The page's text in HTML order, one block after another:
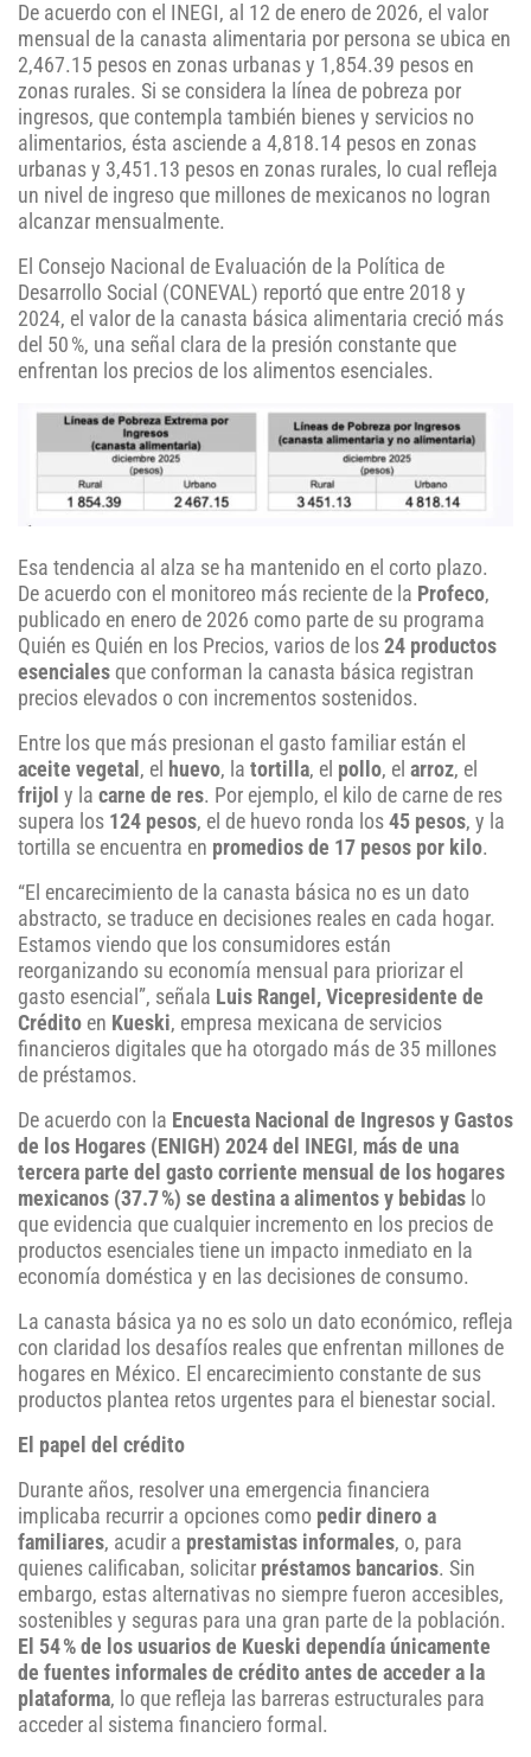
De acuerdo con el INEGI, al 12 de enero de 2026, el valor
mensual de la canasta alimentaria por persona se ubica en
2,467.15 pesos en zonas urbanas y 1,854.39 pesos en
zonas rurales. Si se considera la línea de pobreza por
ingresos, que contempla también bienes y servicios no
alimentarios, ésta asciende a 4,818.14 pesos en zonas
urbanas y 3,451.13 pesos en zonas rurales, lo cual refleja
un nivel de ingreso que millones de mexicanos no logran
alcanzar mensualmente.
El Consejo Nacional de Evaluación de la Política de
Desarrollo Social (CONEVAL) reportó que entre 2018 y
2024, el valor de la canasta básica alimentaria creció más
del 50 %, una señal clara de la presión constante que
enfrentan los precios de los alimentos esenciales.
Esa tendencia al alza se ha mantenido en el corto plazo.
De acuerdo con el monitoreo más reciente de la Profeco,
publicado en enero de 2026 como parte de su programa
Quién es Quién en los Precios, varios de los 24 productos
esenciales que conforman la canasta básica registran
precios elevados o con incrementos sostenidos.
Entre los que más presionan el gasto familiar están el
aceite vegetal , el huevo, la tortilla, el pollo, el arroz, el
frijol y la carne de res. Por ejemplo, el kilo de carne de res
supera los 124 pesos, el de huevo ronda los 45 pesos, y la
tortilla se encuentra en promedios de 17 pesos por kilo.
“El encarecimiento de la canasta básica no es un dato
abstracto, se traduce en decisiones reales en cada hogar.
Estamos viendo que los consumidores están
reorganizando su economía mensual para priorizar el
gasto esencial”, señala Luis Rangel, Vicepresidente de
Crédito en Kueski, empresa mexicana de servicios
financieros digitales que ha otorgado más de 35 millones
de préstamos.
De acuerdo con la Encuesta Nacional de Ingresos y Gastos
de los Hogares (ENIGH) 2024 del INEGI , más de una
tercera parte del gasto corriente mensual de los hogares
mexicanos (37.7 %) se destina a alimentos y bebidas lo
que evidencia que cualquier incremento en los precios de
productos esenciales tiene un impacto inmediato en la
economía doméstica y en las decisiones de consumo.
La canasta básica ya no es solo un dato económico, refleja
con claridad los desafíos reales que enfrentan millones de
hogares en México. El encarecimiento constante de sus
productos plantea retos urgentes para el bienestar social.
El papel del crédito
Durante años, resolver una emergencia financiera
implicaba recurrir a opciones como pedir dinero a
familiares, acudir a prestamistas informales, o, para
quienes calificaban, solicitar préstamos bancarios. Sin
embargo, estas alternativas no siempre fueron accesibles,
sostenibles y seguras para una gran parte de la población.
El 54 % de los usuarios de Kueski dependía únicamente
de fuentes informales de crédito antes de acceder a la
plataforma, lo que refleja las barreras estructurales para
acceder al sistema financiero formal.